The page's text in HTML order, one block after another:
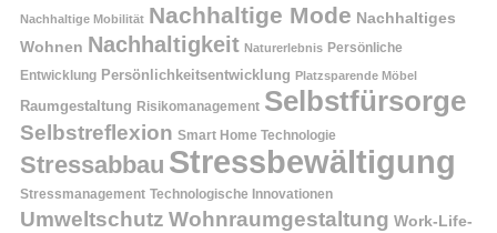
Nachhaltige Mobilität Nachhaltige Mode Nachhaltiges
Wohnen Nachhaltigkeit Naturerlebnis Persönliche
Entwicklung Persönlichkeitsentwicklung Platzsparende Möbel
Raumgestaltung Risikomanagement Selbstfürsorge
Selbstreflexion Smart Home Technologie
Stressabbau Stressbewältigung
Stressmanagement Technologische Innovationen
Umweltschutz Wohnraumgestaltung Work-Life-